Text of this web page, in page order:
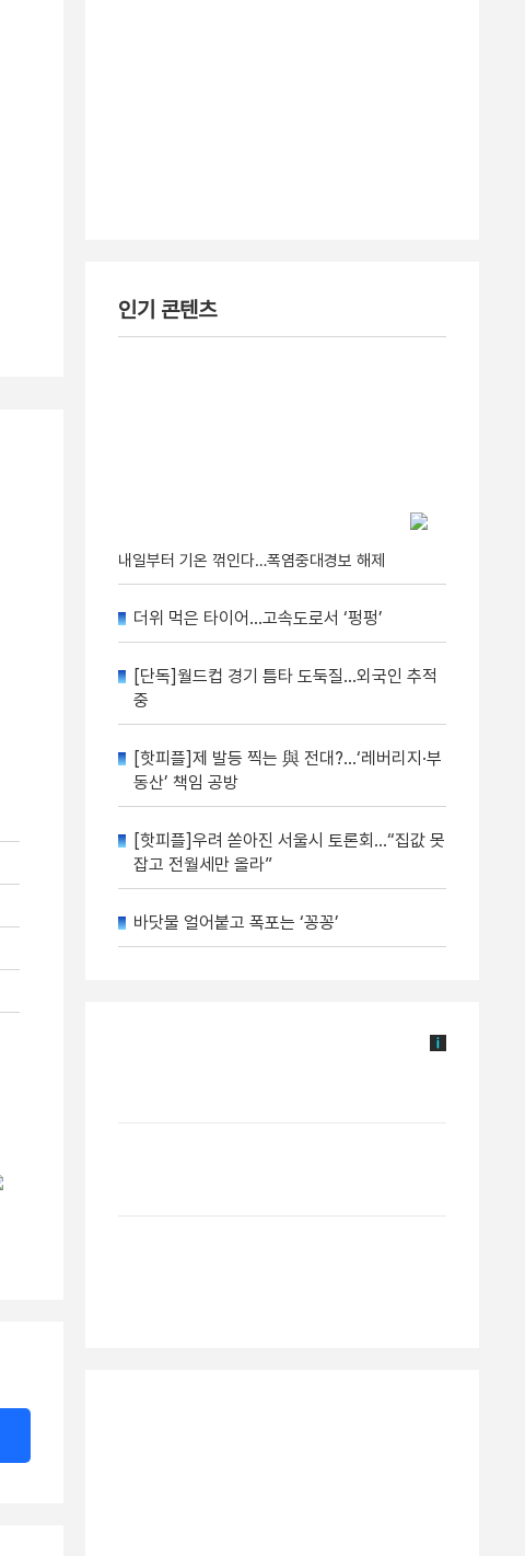
인기 콘텐츠
내일부터 기온 꺾인다…폭염중대경보 해제
더위 먹은 타이어…고속도로서 ‘펑펑’
[단독]월드컵 경기 틈타 도둑질…외국인 추적
중
[핫피플]제 발등 찍는 與 전대?…‘레버리지·부
동산’ 책임 공방
[핫피플]우려 쏟아진 서울시 토론회…“집값 못
잡고 전월세만 올라”
바닷물 얼어붙고 폭포는 ‘꽁꽁’